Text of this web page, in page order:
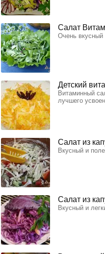
Салат
Очень вкусный
Детский
Витаминный
лучшего
Салат из
Вкусный и
Салат из
Вкусный и